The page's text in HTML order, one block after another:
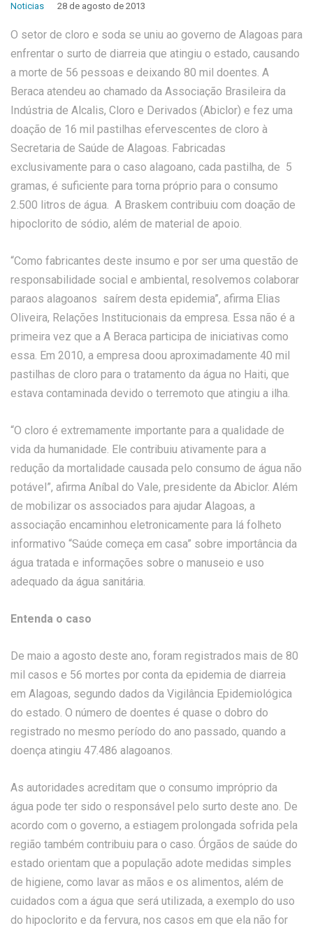
Noticias 28 de agosto de 2013
O setor de cloro e soda se uniu ao governo de Alagoas para
enfrentar o surto de diarreia que atingiu o estado, causando
a morte de 56 pessoas e deixando 80 mil doentes. A
Beraca atendeu ao chamado da Associação Brasileira da
Indústria de Alcalis, Cloro e Derivados (Abiclor) e fez uma
doação de 16 mil pastilhas efervescentes de cloro à
Secretaria de Saúde de Alagoas. Fabricadas
exclusivamente para o caso alagoano, cada pastilha, de 5
gramas, é suficiente para torna próprio para o consumo
2.500 litros de água. A Braskem contribuiu com doação de
hipoclorito de sódio, além de material de apoio.
“Como fabricantes deste insumo e por ser uma questão de
responsabilidade social e ambiental, resolvemos colaborar
paraos alagoanos saírem desta epidemia”, afirma Elias
Oliveira, Relações Institucionais da empresa. Essa não é a
primeira vez que a A Beraca participa de iniciativas como
essa. Em 2010, a empresa doou aproximadamente 40 mil
pastilhas de cloro para o tratamento da água no Haiti, que
estava contaminada devido o terremoto que atingiu a ilha.
“O cloro é extremamente importante para a qualidade de
vida da humanidade. Ele contribuiu ativamente para a
redução da mortalidade causada pelo consumo de água não
potável”, afirma Aníbal do Vale, presidente da Abiclor. Além
de mobilizar os associados para ajudar Alagoas, a
associação encaminhou eletronicamente para lá folheto
informativo “Saúde começa em casa” sobre importância da
água tratada e informações sobre o manuseio e uso
adequado da água sanitária.
Entenda o caso
De maio a agosto deste ano, foram registrados mais de 80
mil casos e 56 mortes por conta da epidemia de diarreia
em Alagoas, segundo dados da Vigilância Epidemiológica
do estado. O número de doentes é quase o dobro do
registrado no mesmo período do ano passado, quando a
doença atingiu 47.486 alagoanos.
As autoridades acreditam que o consumo impróprio da
água pode ter sido o responsável pelo surto deste ano. De
acordo com o governo, a estiagem prolongada sofrida pela
região também contribuiu para o caso. Órgãos de saúde do
estado orientam que a população adote medidas simples
de higiene, como lavar as mãos e os alimentos, além de
cuidados com a água que será utilizada, a exemplo do uso
do hipoclorito e da fervura, nos casos em que ela não for